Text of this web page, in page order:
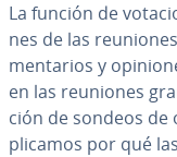
La función de
nes de las
me­n­ta­rios y
en las reuniones
ción de sondeos
pli­ca­mos por qué